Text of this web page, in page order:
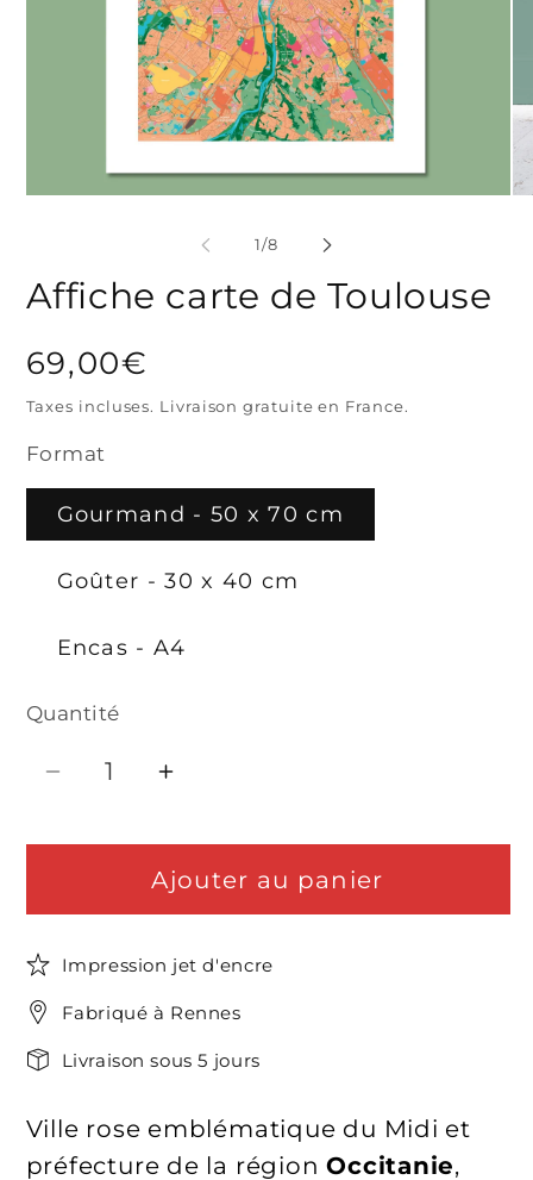
une
fenêtre
1/de
8
Affiche carte de Toulouse
Prix
69,00€
Taxes incluses. Livraison gratuite en France.
Format
Gourmand - 50 x 70 cm
Goûter - 30 x 40 cm
Encas - A4
Quantité
Quantité
Réduire
quantité
Affiche
de
Toulouse
Augmenter
quantité
de
Affiche
de
Toulouse
Ajouter au panier
Impression jet d'encre
Fabriqué à Rennes
Livraison sous 5 jours
Ville rose emblématique du Midi et
préfecture de la régionOccitanie,